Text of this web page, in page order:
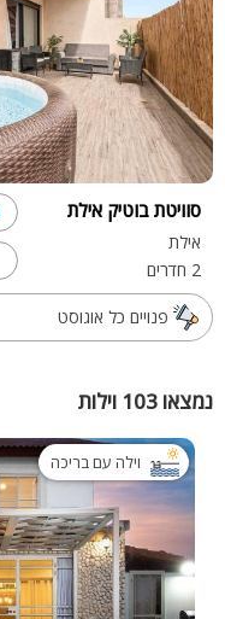
סוויטת בוטיק אילת
אילת
2 חדרים
פנויים כל אוגוסט
נמצאו 103 וילות
וילה עם בריכה